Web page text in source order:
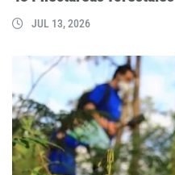
JUL 13, 2026